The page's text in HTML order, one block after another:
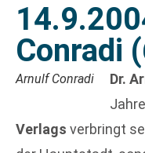
Conradi
Arnulf Conradi Dr.
Verlags verbringt